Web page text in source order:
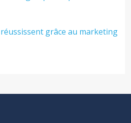
grâce au marketing